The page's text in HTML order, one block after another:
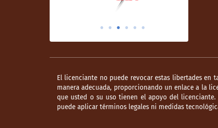
El licenciante no puede revocar estas libertades
manera adecuada, proporcionando un enlace a la
que usted o su uso tienen el apoyo del licenciante.
puede aplicar términos legales ni medidas